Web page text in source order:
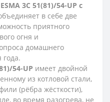
ESMA 3С 51(81)/54-UP с
в себе две
приятного
огня и
домашнего
года.
54-UP имеет двойной
из котловой стали,
(рёбра жёсткости),
во время разогрева, не